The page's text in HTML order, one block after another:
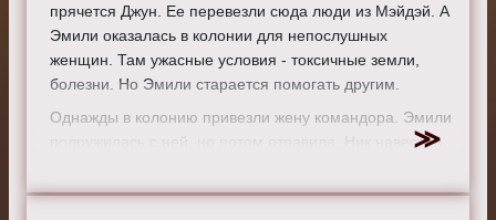
прячется Джун. Ее перевезли сюда люди из Мэйдэй. А
Эмили оказалась в колонии для непослушных
женщин. Там ужасные условия - токсичные земли,
болезни. Но Эмили старается помогать другим.
Однажды в колонию привезли жену командора. Эмили
подружилась с ней, но потом отравила. Ник навестил
начиналось, Эмили пыталась уехать в Канаду с женой